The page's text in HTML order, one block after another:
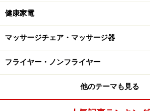
健康家電
マッサージチェア・マッサージ器
フライヤー・ノンフライヤー
他のテーマも見る